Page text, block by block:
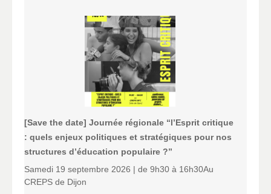
[Save the date] Journée régionale “l’Esprit critique
: quels enjeux politiques et stratégiques pour nos
structures d’éducation populaire ?”
Samedi 19 septembre 2026 | de 9h30 à 16h30Au
CREPS de Dijon